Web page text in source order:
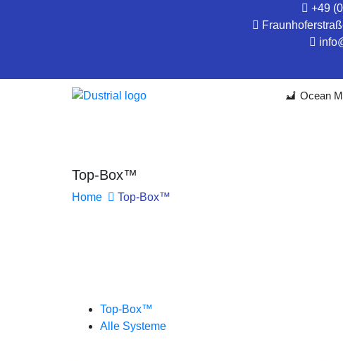
+49
Ocean
Top-Box™
Home Top-Box™
Top-Box™
Alle Systeme